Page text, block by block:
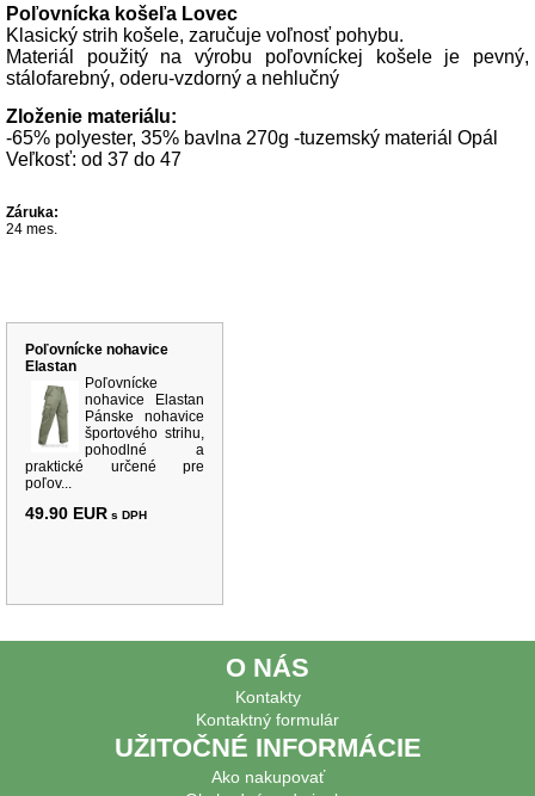
Poľovnícka košeľa Lovec
Klasický strih košele, zaručuje voľnosť pohybu.
Materiál použitý na výrobu poľovníckej košele je pevný,
stálofarebný, oderu-vzdorný a nehlučný
Zloženie materiálu:
-65% polyester, 35% bavlna 270g -tuzemský materiál Opál
Veľkosť: od 37 do 47
Záruka:
24 mes.
Poľovnícke nohavice
Elastan
Poľovnícke
nohavice Elastan
Pánske nohavice
športového strihu,
pohodlné a
praktické určené pre
poľov...
49.90 EUR s DPH
O NÁS
Kontakty
Kontaktný formulár
UŽITOČNÉ INFORMÁCIE
Ako nakupovať